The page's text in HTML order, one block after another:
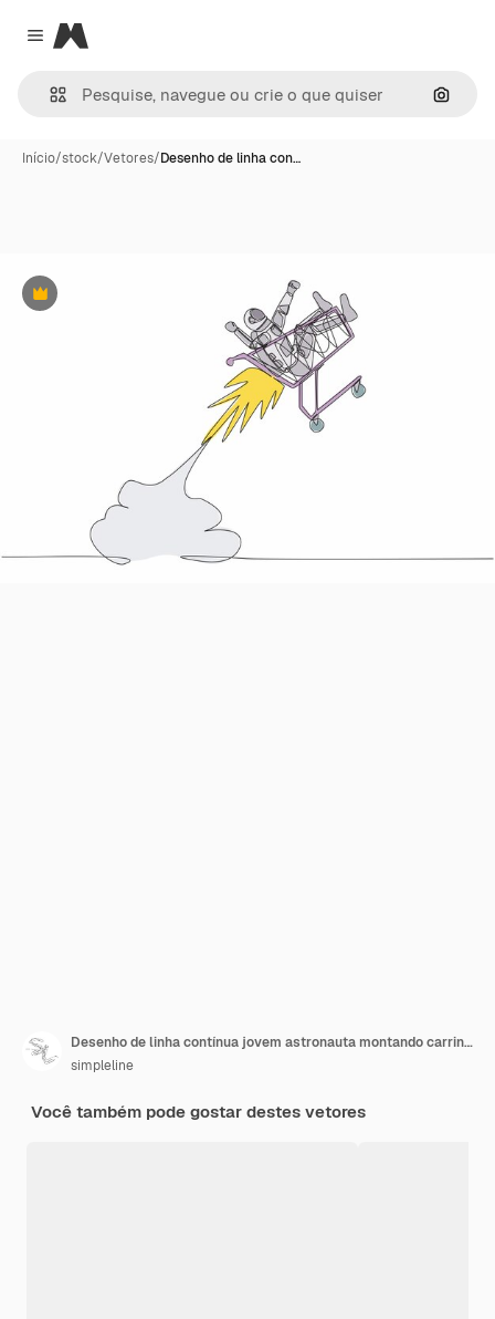
Close menu
Magnific
Início/stock/Vetores/Desenho de linha con…
Premium
Desenho de linha contínua jovem astronauta montando carrinho de compras foguete voando na superfície da lua
simpleline
Você também pode gostar destes vetores